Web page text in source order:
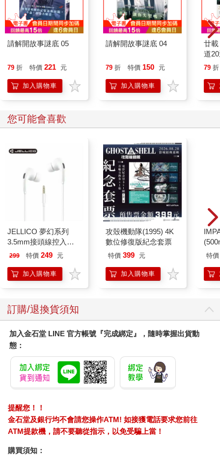
請解開故事謎底 05
79 折 特價 221 元
加入購物車
請解開故事謎底 04
79 折 特價 150 元
加入購物車
廿
道
79 折
您可能會喜歡
JELLICO 夢幻系列
3.5mm接頭線控入耳
式耳機 JEE-X12-WT
299 特價 249 元
加入購物車
攻殼機動隊(1995) 4K
數位修復版紀念套票
特價 399 元
加入購物車
特價
訂購/退換貨須知
加入金石堂 LINE 官方帳號『完成綁定』，隨時掌握出貨動
態：
提醒您！！
金石堂及銀行均不會請您操作ATM! 如接獲電話要求您前往
ATM提款機，請不要聽從指示，以免受騙上當！
購買須知：